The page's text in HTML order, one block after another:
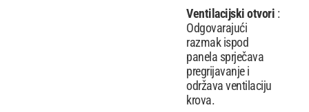
Ventilacijski otvori :
Odgovarajući
razmak ispod
panela sprječava
pregrijavanje i
održava ventilaciju
krova.